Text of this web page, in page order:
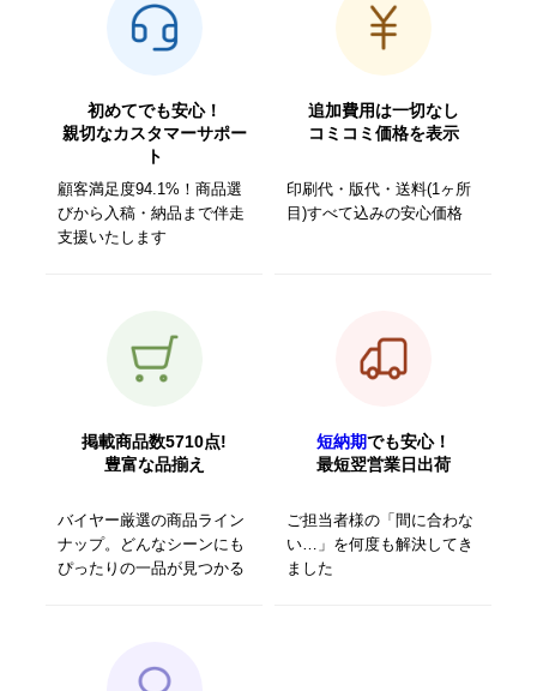
初めてでも安心！
親切なカスタマーサポー
ト
顧客満足度94.1%！商品選
びから入稿・納品まで伴走
支援いたします
追加費用は一切なし
コミコミ価格を表示
印刷代・版代・送料(1ヶ所
目)すべて込みの安心価格
掲載商品数5710点!
豊富な品揃え
バイヤー厳選の商品ライン
ナップ。どんなシーンにも
ぴったりの一品が見つかる
短納期でも安心！
最短翌営業日出荷
ご担当者様の「間に合わな
い…」を何度も解決してき
ました